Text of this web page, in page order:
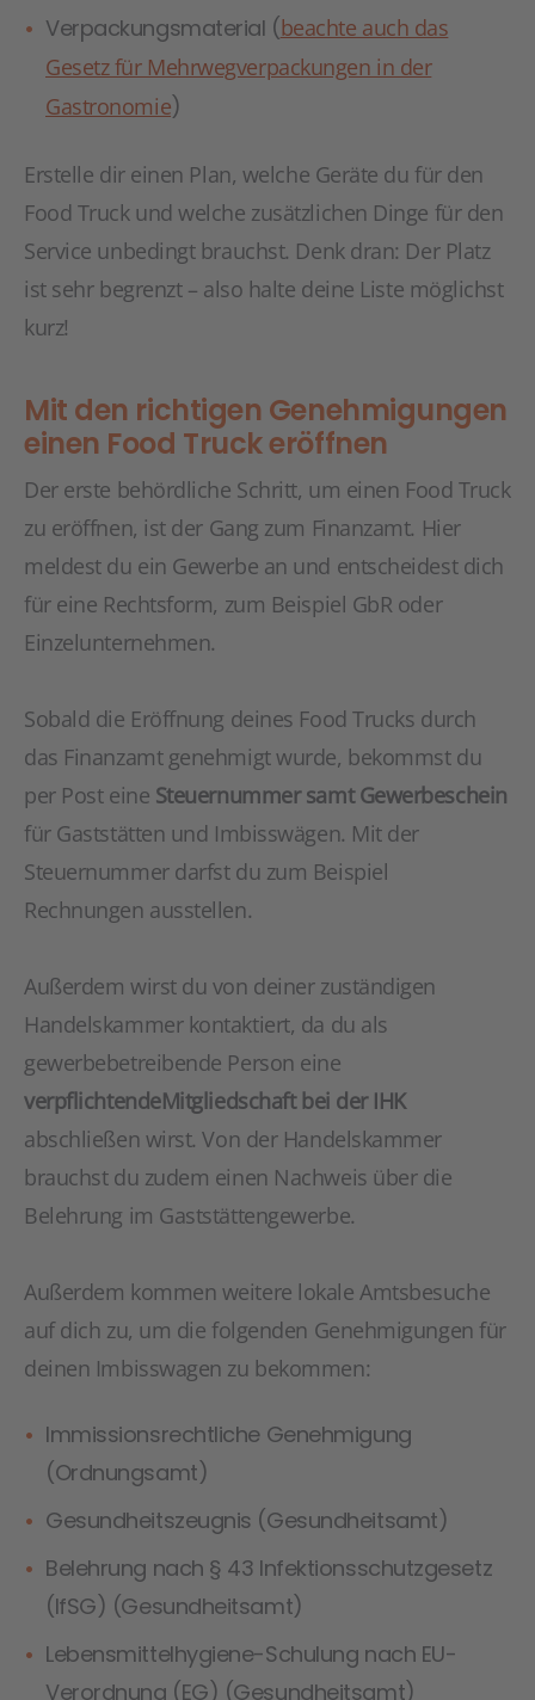
Verpackungsmaterial (beachte auch das
Gesetz für Mehrwegverpackungen in der
Gastronomie)
Erstelle dir einen Plan, welche Geräte du für den
Food Truck und welche zusätzlichen Dinge für den
Service unbedingt brauchst. Denk dran: Der Platz
ist sehr begrenzt – also halte deine Liste möglichst
kurz!
Mit den richtigen Genehmigungen
einen Food Truck eröffnen
Der erste behördliche Schritt, um einen Food Truck
zu eröffnen, ist der Gang zum Finanzamt. Hier
meldest du ein Gewerbe an und entscheidest dich
für eine Rechtsform, zum Beispiel GbR oder
Einzelunternehmen.
Sobald die Eröffnung deines Food Trucks durch
das Finanzamt genehmigt wurde, bekommst du
per Post eine Steuernummer samt Gewerbeschein
für Gaststätten und Imbisswägen. Mit der
Steuernummer darfst du zum Beispiel
Rechnungen ausstellen.
Außerdem wirst du von deiner zuständigen
Handelskammer kontaktiert, da du als
gewerbebetreibende Person eine
verpflichtendeMitgliedschaft bei der IHK
abschließen wirst. Von der Handelskammer
brauchst du zudem einen Nachweis über die
Belehrung im Gaststättengewerbe.
Außerdem kommen weitere lokale Amtsbesuche
auf dich zu, um die folgenden Genehmigungen für
deinen Imbisswagen zu bekommen:
Immissionsrechtliche Genehmigung
(Ordnungsamt)
Gesundheitszeugnis (Gesundheitsamt)
Belehrung nach § 43 Infektionsschutzgesetz
(IfSG) (Gesundheitsamt)
Lebensmittelhygiene-Schulung nach EU-
Verordnung (EG) (Gesundheitsamt)